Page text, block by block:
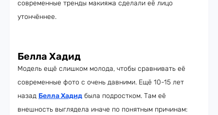
современные тренды макияжа сделали её лицо
утончённее.
Белла Хадид
Модель ещё слишком молода, чтобы сравнивать её
современные фото с очень давними. Ещё 10-15 лет
назад Белла Хадид была подростком. Там её
внешность выглядела иначе по понятным причинам: